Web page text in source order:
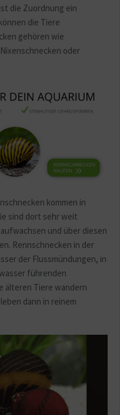
die Zuordnung ein
die Tiere
gehören wie
oder
kommen in
sind dort sehr weit
und über diesen
Rennschnecken in der
der Flussmündungen, in
führenden
älteren Tiere wandern
dann in reinem